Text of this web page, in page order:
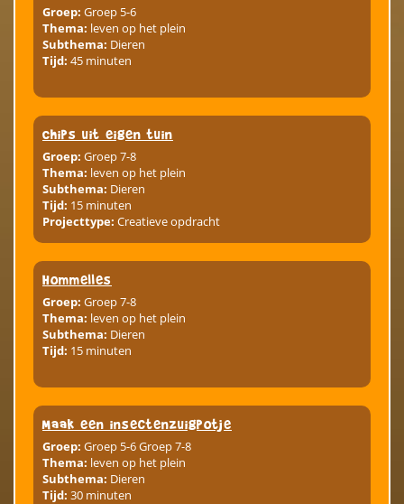
Groep: Groep 5-6
Thema: leven op het plein
Subthema: Dieren
Tijd: 45 minuten
Chips uit eigen tuin
Groep: Groep 7-8
Thema: leven op het plein
Subthema: Dieren
Tijd: 15 minuten
Projecttype: Creatieve opdracht
Hommelles
Groep: Groep 7-8
Thema: leven op het plein
Subthema: Dieren
Tijd: 15 minuten
Maak een insectenzuigpotje
Groep: Groep 5-6 Groep 7-8
Thema: leven op het plein
Subthema: Dieren
Tijd: 30 minuten